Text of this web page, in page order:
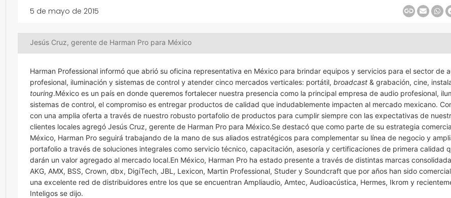
5 de mayo de 2015
Jesús Cruz, gerente de Harman Pro para México
Harman Professional informó que abrió su oficina representativa en México para brindar equipos y servicios para el sector de
profesional, iluminación y sistemas de control y atender cinco mercados verticales: portátil, broadcast & grabación, cine,
touring.México es un país en donde queremos fortalecer nuestra presencia como la principal empresa de audio profesional,
sistemas de control, el compromiso es entregar productos de calidad que indudablemente impacten al mercado mexicano.
con una amplia oferta a través de nuestro robusto portafolio de productos para cumplir siempre con las expectativas de
clientes locales agregó Jesús Cruz, gerente de Harman Pro para México.Se destacó que como parte de su estrategia
México, Harman Pro seguirá trabajando de la mano de sus aliados estratégicos para complementar su línea de negocio y
portafolio a través de soluciones integrales como servicio técnico, capacitación, asesoría y certificaciones de primera calidad
darán un valor agregado al mercado local.En México, Harman Pro ha estado presente a través de distintas marcas
AKG, AMX, BSS, Crown, dbx, DigiTech, JBL, Lexicon, Martin Professional, Studer y Soundcraft que por años han sido
una excelente red de distribuidores entre los que se encuentran Ampliaudio, Amtec, Audioacústica, Hermes, Ikrom y
Inteligos se dijo.